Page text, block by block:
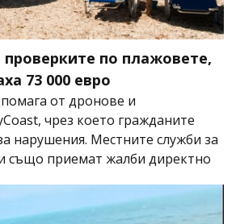
проверките по плажовете,
73 000 евро
от дронове и
чрез което гражданите
нарушения. Местните служби за
също приемат жалби директно